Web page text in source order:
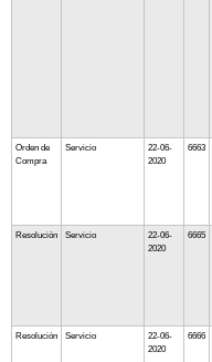
Orden de
Compra
Servicio
22-06-
2020
6663
Resolución Servicio
22-06-
2020
6665
Resolución Servicio
22-06-
2020
6666